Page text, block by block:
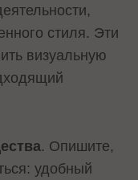
стиля. Эти
визуальную
. Опишите,
удобный